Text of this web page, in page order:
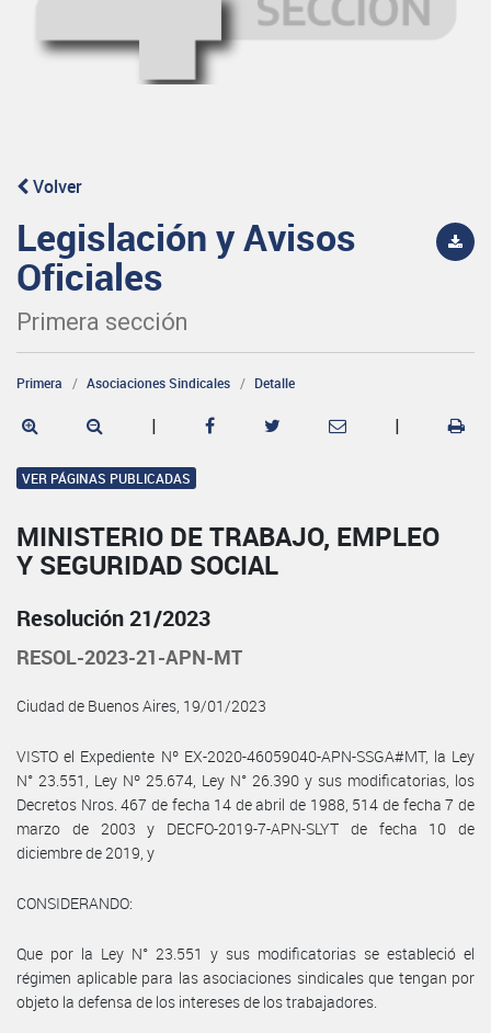
Volver
Legislación y Avisos
Oficiales
Primera sección
Primera Asociaciones Sindicales Detalle
| |
VER PÁGINAS PUBLICADAS
MINISTERIO DE TRABAJO, EMPLEO
Y SEGURIDAD SOCIAL
Resolución 21/2023
RESOL-2023-21-APN-MT
Ciudad de Buenos Aires, 19/01/2023
VISTO el Expediente Nº EX-2020-46059040-APN-SSGA#MT, la Ley
N° 23.551, Ley Nº 25.674, Ley N° 26.390 y sus modificatorias, los
Decretos Nros. 467 de fecha 14 de abril de 1988, 514 de fecha 7 de
marzo de 2003 y DECFO-2019-7-APN-SLYT de fecha 10 de
diciembre de 2019, y
CONSIDERANDO:
Que por la Ley N° 23.551 y sus modificatorias se estableció el
régimen aplicable para las asociaciones sindicales que tengan por
objeto la defensa de los intereses de los trabajadores.